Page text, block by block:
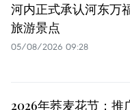
河内正式承认河东万
旅游景点
05/08/2026 09:28
2026年荞麦花节：推